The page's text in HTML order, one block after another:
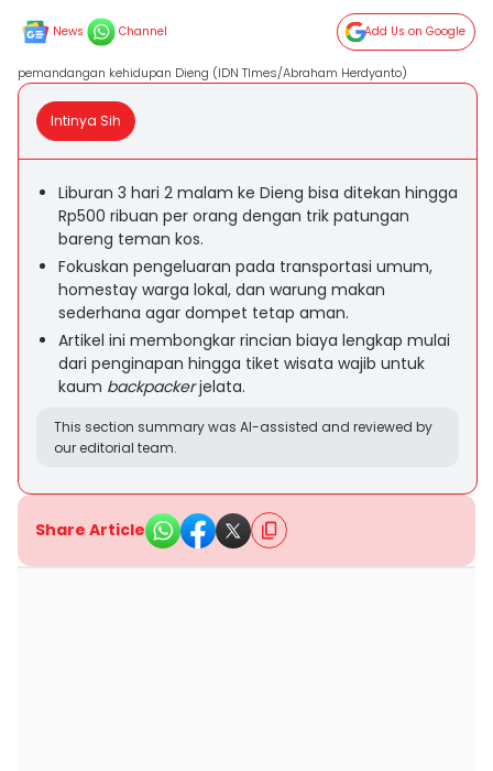
News Channel Add Us on Google
pemandangan kehidupan Dieng (IDN TImes/Abraham Herdyanto)
Intinya Sih
Liburan 3 hari 2 malam ke Dieng bisa ditekan hingga
Rp500 ribuan per orang dengan trik patungan
bareng teman kos.
Fokuskan pengeluaran pada transportasi umum,
homestay warga lokal, dan warung makan
sederhana agar dompet tetap aman.
Artikel ini membongkar rincian biaya lengkap mulai
dari penginapan hingga tiket wisata wajib untuk
kaum backpackerjelata.
This section summary was AI-assisted and reviewed by
our editorial team.
Share Article